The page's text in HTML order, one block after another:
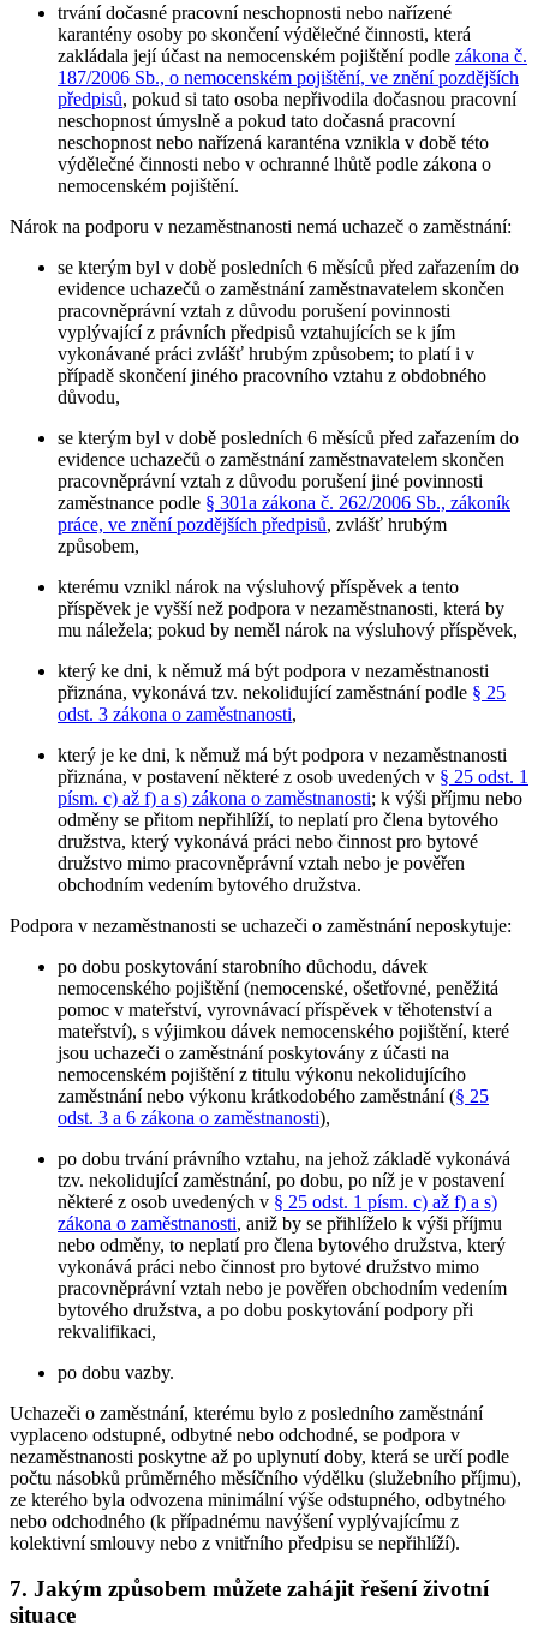
trvání dočasné pracovní neschopnosti nebo nařízené
karantény osoby po skončení výdělečné činnosti, která
zakládala její účast na nemocenském pojištění podle zákona č.
187/2006 Sb., o nemocenském pojištění, ve znění pozdějších
předpisů, pokud si tato osoba nepřivodila dočasnou pracovní
neschopnost úmyslně a pokud tato dočasná pracovní
neschopnost nebo nařízená karanténa vznikla v době této
výdělečné činnosti nebo v ochranné lhůtě podle zákona o
nemocenském pojištění.
Nárok na podporu v nezaměstnanosti nemá uchazeč o zaměstnání:
se kterým byl v době posledních 6 měsíců před zařazením do
evidence uchazečů o zaměstnání zaměstnavatelem skončen
pracovněprávní vztah z důvodu porušení povinnosti
vyplývající z právních předpisů vztahujících se k jím
vykonávané práci zvlášť hrubým způsobem; to platí i v
případě skončení jiného pracovního vztahu z obdobného
důvodu,
se kterým byl v době posledních 6 měsíců před zařazením do
evidence uchazečů o zaměstnání zaměstnavatelem skončen
pracovněprávní vztah z důvodu porušení jiné povinnosti
zaměstnance podle § 301a zákona č. 262/2006 Sb., zákoník
práce, ve znění pozdějších předpisů, zvlášť hrubým
způsobem,
kterému vznikl nárok na výsluhový příspěvek a tento
příspěvek je vyšší než podpora v nezaměstnanosti, která by
mu náležela; pokud by neměl nárok na výsluhový příspěvek,
který ke dni, k němuž má být podpora v nezaměstnanosti
přiznána, vykonává tzv. nekolidující zaměstnání podle § 25
odst. 3 zákona o zaměstnanosti,
který je ke dni, k němuž má být podpora v nezaměstnanosti
přiznána, v postavení některé z osob uvedených v § 25 odst. 1
písm. c) až f) a s) zákona o zaměstnanosti; k výši příjmu nebo
odměny se přitom nepřihlíží, to neplatí pro člena bytového
družstva, který vykonává práci nebo činnost pro bytové
družstvo mimo pracovněprávní vztah nebo je pověřen
obchodním vedením bytového družstva.
Podpora v nezaměstnanosti se uchazeči o zaměstnání neposkytuje:
po dobu poskytování starobního důchodu, dávek
nemocenského pojištění (nemocenské, ošetřovné, peněžitá
pomoc v mateřství, vyrovnávací příspěvek v těhotenství a
mateřství), s výjimkou dávek nemocenského pojištění, které
jsou uchazeči o zaměstnání poskytovány z účasti na
nemocenském pojištění z titulu výkonu nekolidujícího
zaměstnání nebo výkonu krátkodobého zaměstnání (§ 25
odst. 3 a 6 zákona o zaměstnanosti),
po dobu trvání právního vztahu, na jehož základě vykonává
tzv. nekolidující zaměstnání, po dobu, po níž je v postavení
některé z osob uvedených v § 25 odst. 1 písm. c) až f) a s)
zákona o zaměstnanosti, aniž by se přihlíželo k výši příjmu
nebo odměny, to neplatí pro člena bytového družstva, který
vykonává práci nebo činnost pro bytové družstvo mimo
pracovněprávní vztah nebo je pověřen obchodním vedením
bytového družstva, a po dobu poskytování podpory při
rekvalifikaci,
po dobu vazby.
Uchazeči o zaměstnání, kterému bylo z posledního zaměstnání
vyplaceno odstupné, odbytné nebo odchodné, se podpora v
nezaměstnanosti poskytne až po uplynutí doby, která se určí podle
počtu násobků průměrného měsíčního výdělku (služebního příjmu),
ze kterého byla odvozena minimální výše odstupného, odbytného
nebo odchodného (k případnému navýšení vyplývajícímu z
kolektivní smlouvy nebo z vnitřního předpisu se nepřihlíží).
7. Jakým způsobem můžete zahájit řešení životní
situace